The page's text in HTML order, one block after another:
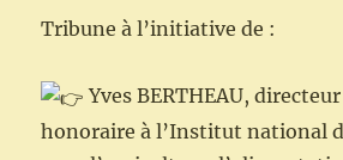
Tribune à l’initiative de :
Yves BERTHEAU,
honoraire à l’Institut national